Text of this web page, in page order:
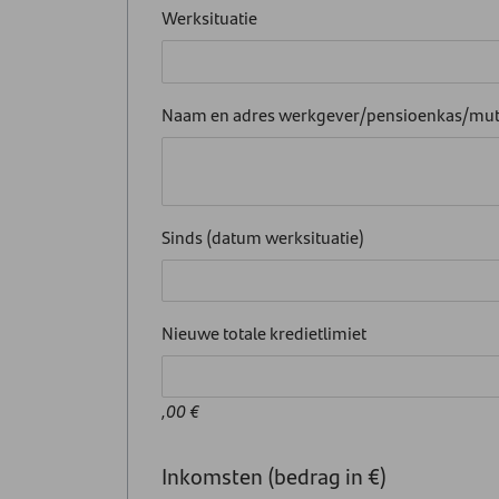
Werksituatie
Naam en adres werkgever/pensioenkas/
Sinds (datum werksituatie)
Nieuwe totale kredietlimiet
,00 €
Inkomsten (bedrag in €)